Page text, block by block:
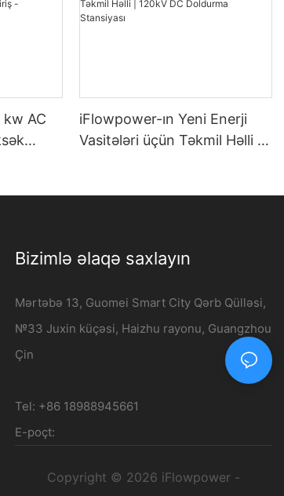
AC
iFlowpower-ın Yeni Enerji
Vasitələri üçün Təkmil Həlli |
Bizimlə əlaqə saxlayın
Mərtəbə 13, Guomei Smart City Qərb Qülləsi,
№33 Juxin küçəsi, Haizhu rayonu, Guangzhou
Çin
Tel: +86 18988945661
E-poçt:
Copyright © 2026 iFlowpower -